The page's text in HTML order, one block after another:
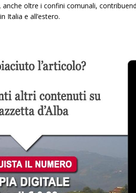
oltre i confini comunali,
Italia e all’estero.